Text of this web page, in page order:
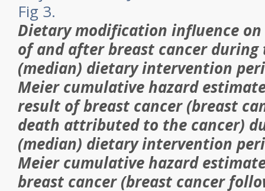
Fig 3.
Dietary modification influence
of and after breast cancer during
(median) dietary intervention
Meier cumulative hazard
result of breast cancer (breast
death attributed to the cancer)
(median) dietary intervention
Meier cumulative hazard
breast cancer (breast cancer